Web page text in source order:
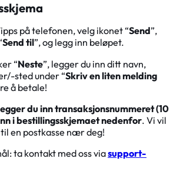
på telefonen, velg ikonet “Send”,
Send til”, og legg inn beløpet.
“Neste”, legger du inn ditt navn,
sted under “Skriv en liten melding
å betale!
du inn transaksjonsnummeret (10
i bestillingsskjemaet nedenfor. Vi vil
en postkasse nær deg!
ta kontakt med oss viasupport-